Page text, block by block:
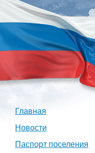
Главная
Новости
Паспорт поселения